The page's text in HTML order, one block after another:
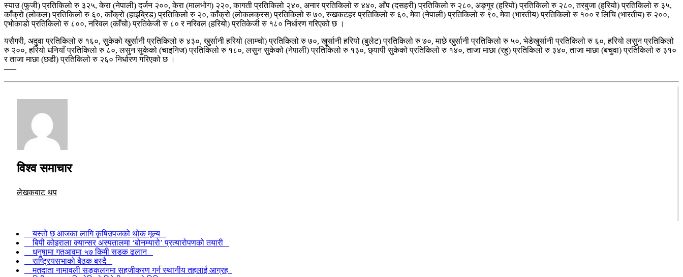
स्याउ (फुजी) प्रतिकिलो रु ३२५, केरा (नेपाली) दर्जन २००, केरा (मालभोग) २२०, कागती प्रतिकिलो २४०, अनार प्रतिकिलो रु ४४०, आँप (दसहरी) प्रतिकिलो रु २८०, अङ्गुर (हरियो) प्रतिकिलो रु २८०, तरबुजा (हरियो) प्रतिकिलो रु ३५,
काँक्रो (लोकल) प्रतिकिलो रु ६०, काँक्रो (हाइब्रिड) प्रतिकिलो रु २०, काँक्रो (लोकलक्रस) प्रतिकिलो रु ७०, रुखकटहर प्रतिकिलो रु ६०, मेवा (नेपाली) प्रतिकिलो रु ९०, मेवा (भारतीय) प्रतिकिलो रु १०० र लिचि (भारतीय) रु २००,
एभोकाडो प्रतिकिलो रु ८००, नरिवल (काँचो) प्रतिकेजी रु ८० र नरिवल (हरियो) प्रतिकेजी रु १८० निर्धारण गरिएको छ ।
यसैगरी, अदुवा प्रतिकिलो रु १६०, सुकेको खुर्सानी प्रतिकिलो रु ४३०, खुर्सानी हरियो (लाम्चो) प्रतिकिलो रु ७०, खुर्सानी हरियो (बुलेट) प्रतिकिलो रु ७०, माछे खुर्सानी प्रतिकिलो रु ५०, भेडेखुर्सानी प्रतिकिलो रु ६०, हरियो लसुन प्रतिकिलो
रु २००, हरियो धनियाँ प्रतिकिलो रु ८०, लसुन सुकेको (चाइनिज) प्रतिकिलो रु १८०, लसुन सुकेको (नेपाली) प्रतिकिलो रु १३०, छ्यापी सुकेको प्रतिकिलो रु १४०, ताजा माछा (रहु) प्रतिकिलो रु ३४०, ताजा माछा (बचुवा) प्रतिकिलो रु ३१०
र ताजा माछा (छडी) प्रतिकिलो रु २६० निर्धारण गरिएको छ ।
–––
विश्व समाचार
लेखकबाट थप
यस्तो छ आजका लागि कृषिउपजको थोक मूल्य
बिपी कोइराला क्यान्सर अस्पतालमा ‘बोनम्यारो’ प्रत्यारोपणको तयारी
धनुषामा गतआवमा ५७ किमी सडक ढलान
राष्ट्रियसभाको बैठक बस्दै
मतदाता नामावली सङ्कलनमा सहजीकरण गर्न स्थानीय तहलाई आग्रह